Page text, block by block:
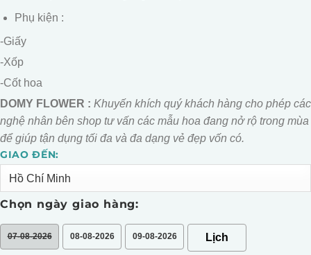
Phụ kiện :
-Giấy
-Xốp
-Cốt hoa
DOMY FLOWER : Khuyến khích quý khách hàng cho phép các
nghệ nhân bên shop tư vấn các mẫu hoa đang nở rộ trong mùa
để giúp tận dụng tối đa và đa dạng vẻ đẹp vốn có.
GIAO ĐẾN:
Chọn ngày giao hàng:
07-08-2026 08-08-2026 09-08-2026
Alternative: